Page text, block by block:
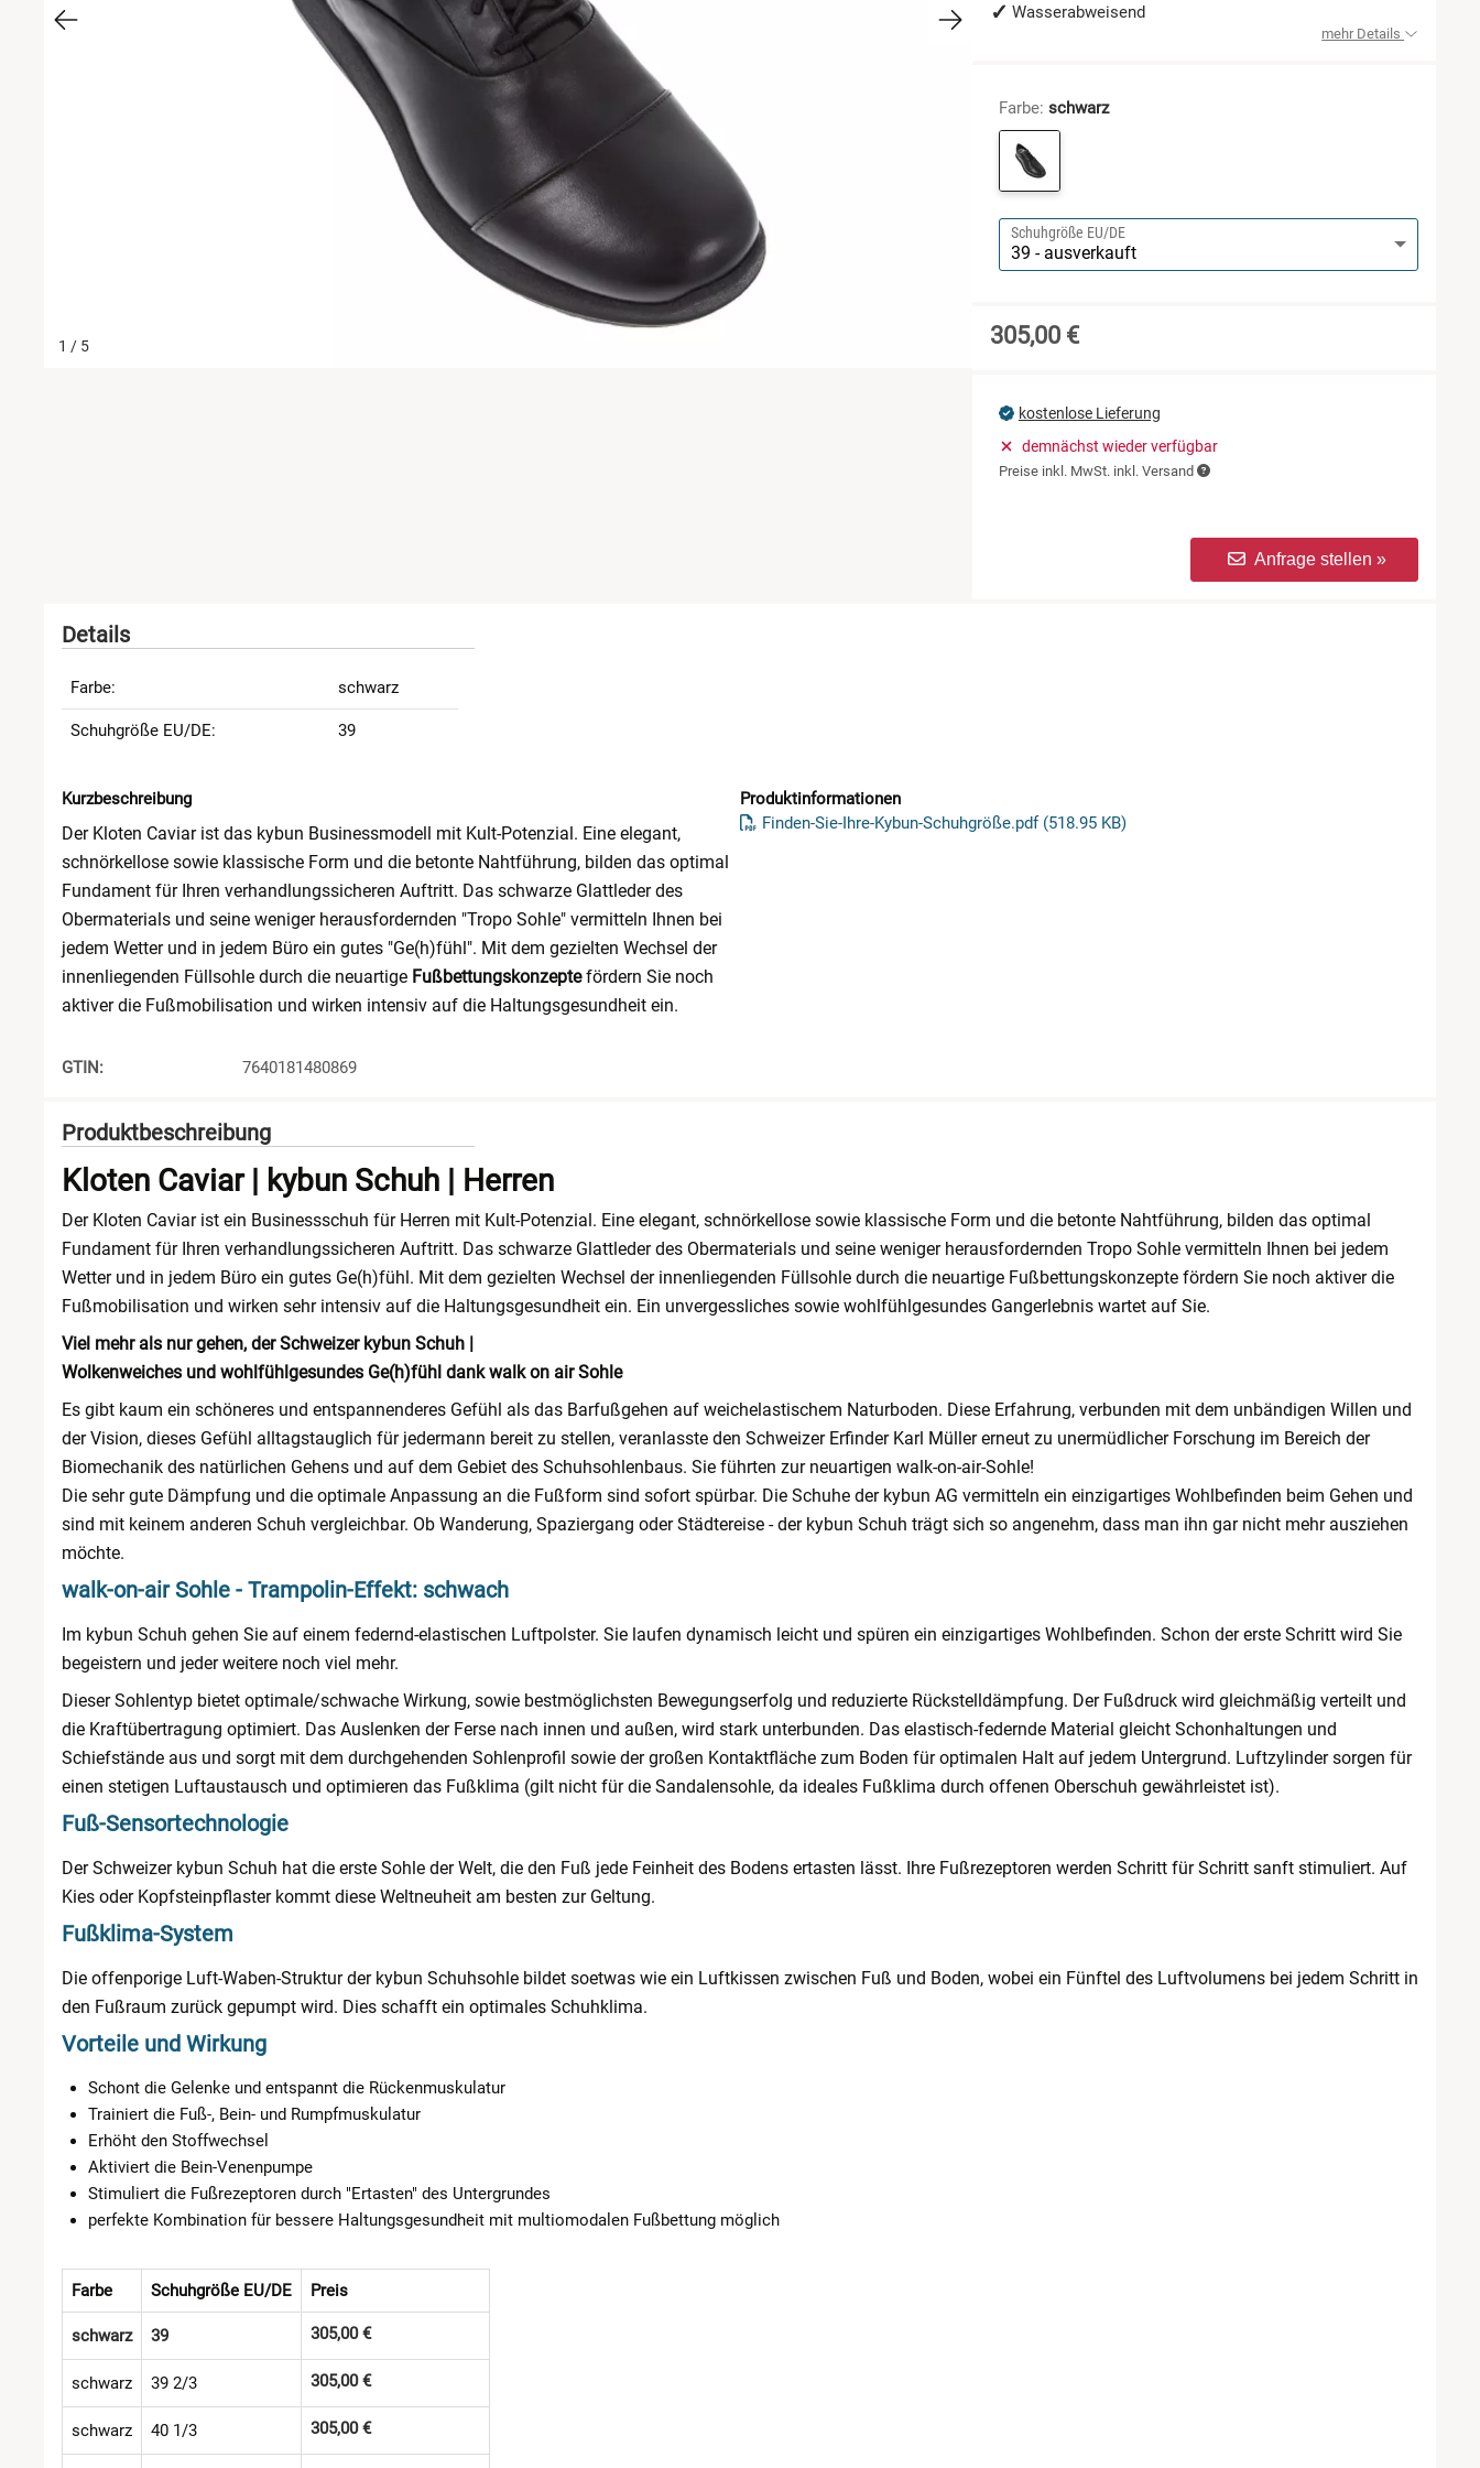
1 / 5
Wasserabweisend
mehr Details
Farbe: schwarz
Schuhgröße EU/DE
305,00 €
kostenlose Lieferung
demnächst wieder verfügbar
Preise inkl. MwSt. inkl. Versand
Anfrage stellen »
Details
Farbe: schwarz
Schuhgröße EU/DE: 39
Kurzbeschreibung
Der Kloten Caviar ist das kybun Businessmodell mit Kult-Potenzial. Eine elegant,
schnörkellose sowie klassische Form und die betonte Nahtführung, bilden das optimal
Fundament für Ihren verhandlungssicheren Auftritt. Das schwarze Glattleder des
Obermaterials und seine weniger herausfordernden "Tropo Sohle" vermitteln Ihnen bei
jedem Wetter und in jedem Büro ein gutes "Ge(h)fühl". Mit dem gezielten Wechsel der
innenliegenden Füllsohle durch die neuartige Fußbettungskonzeptefördern Sie noch
aktiver die Fußmobilisation und wirken intensiv auf die Haltungsgesundheit ein.
GTIN: 7640181480869
Produktinformationen
Finden-Sie-Ihre-Kybun-Schuhgröße.pdf (518.95 KB)
Produktbeschreibung
Kloten Caviar | kybun Schuh | Herren
Der Kloten Caviar ist ein Businessschuh für Herren mit Kult-Potenzial. Eine elegant, schnörkellose sowie klassische Form und die betonte Nahtführung, bilden das optimal
Fundament für Ihren verhandlungssicheren Auftritt. Das schwarze Glattleder des Obermaterials und seine weniger herausfordernden Tropo Sohle vermitteln Ihnen bei jedem
Wetter und in jedem Büro ein gutes Ge(h)fühl. Mit dem gezielten Wechsel der innenliegenden Füllsohle durch die neuartige Fußbettungskonzepte fördern Sie noch aktiver die
Fußmobilisation und wirken sehr intensiv auf die Haltungsgesundheit ein. Ein unvergessliches sowie wohlfühlgesundes Gangerlebnis wartet auf Sie.
Viel mehr als nur gehen, der Schweizer kybun Schuh |
Wolkenweiches und wohlfühlgesundes Ge(h)fühl dank walk on air Sohle
Es gibt kaum ein schöneres und entspannenderes Gefühl als das Barfußgehen auf weichelastischem Naturboden. Diese Erfahrung, verbunden mit dem unbändigen Willen und
der Vision, dieses Gefühl alltagstauglich für jedermann bereit zu stellen, veranlasste den Schweizer Erfinder Karl Müller erneut zu unermüdlicher Forschung im Bereich der
Biomechanik des natürlichen Gehens und auf dem Gebiet des Schuhsohlenbaus. Sie führten zur neuartigen walk-on-air-Sohle!
Die sehr gute Dämpfung und die optimale Anpassung an die Fußform sind sofort spürbar. Die Schuhe der kybun AG vermitteln ein einzigartiges Wohlbefinden beim Gehen und
sind mit keinem anderen Schuh vergleichbar. Ob Wanderung, Spaziergang oder Städtereise - der kybun Schuh trägt sich so angenehm, dass man ihn gar nicht mehr ausziehen
möchte.
walk-on-air Sohle - Trampolin-Effekt: schwach
Im kybun Schuh gehen Sie auf einem federnd-elastischen Luftpolster. Sie laufen dynamisch leicht und spüren ein einzigartiges Wohlbefinden. Schon der erste Schritt wird Sie
begeistern und jeder weitere noch viel mehr.
Dieser Sohlentyp bietet optimale/schwache Wirkung, sowie bestmöglichsten Bewegungserfolg und reduzierte Rückstelldämpfung. Der Fußdruck wird gleichmäßig verteilt und
die Kraftübertragung optimiert. Das Auslenken der Ferse nach innen und außen, wird stark unterbunden. Das elastisch-federnde Material gleicht Schonhaltungen und
Schiefstände aus und sorgt mit dem durchgehenden Sohlenprofil sowie der großen Kontaktfläche zum Boden für optimalen Halt auf jedem Untergrund. Luftzylinder sorgen für
einen stetigen Luftaustausch und optimieren das Fußklima (gilt nicht für die Sandalensohle, da ideales Fußklima durch offenen Oberschuh gewährleistet ist).
Fuß-Sensortechnologie
Der Schweizer kybun Schuh hat die erste Sohle der Welt, die den Fuß jede Feinheit des Bodens ertasten lässt. Ihre Fußrezeptoren werden Schritt für Schritt sanft stimuliert. Auf
Kies oder Kopfsteinpflaster kommt diese Weltneuheit am besten zur Geltung.
Fußklima-System
Die offenporige Luft-Waben-Struktur der kybun Schuhsohle bildet soetwas wie ein Luftkissen zwischen Fuß und Boden, wobei ein Fünftel des Luftvolumens bei jedem Schritt in
den Fußraum zurück gepumpt wird. Dies schafft ein optimales Schuhklima.
Vorteile und Wirkung
Schont die Gelenke und entspannt die Rückenmuskulatur
Trainiert die Fuß-, Bein- und Rumpfmuskulatur
Erhöht den Stoffwechsel
Aktiviert die Bein-Venenpumpe
Stimuliert die Fußrezeptoren durch "Ertasten" des Untergrundes
perfekte Kombination für bessere Haltungsgesundheit mit multiomodalen Fußbettung möglich
Farbe Schuhgröße EU/DE Preis
schwarz 39 305,00 €
schwarz 39 2/3 305,00 €
schwarz 40 1/3 305,00 €